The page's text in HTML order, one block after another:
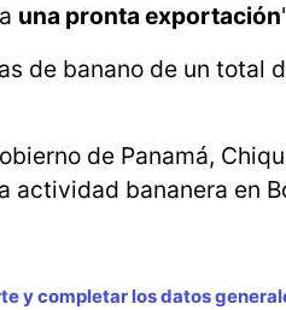
una pronta exportación
de banano de un total
de Panamá,
actividad bananera en
y completar los datos